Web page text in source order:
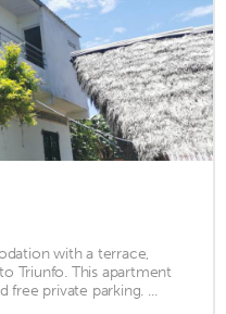
with a terrace,
Triunfo. This apartment
free private parking. ...